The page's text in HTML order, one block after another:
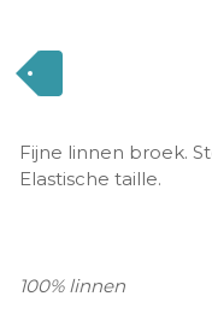
Fijne linnen broek.
Elastische taille.
100% linnen